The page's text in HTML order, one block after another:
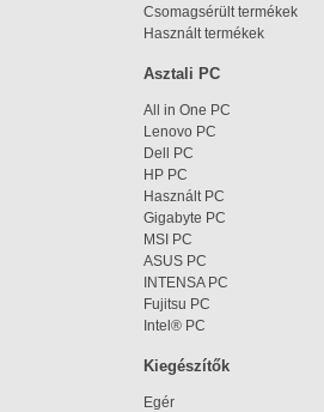
Csomagsérült termékek
Használt termékek
Asztali PC
All in One PC
Lenovo PC
Dell PC
HP PC
Használt PC
Gigabyte PC
MSI PC
ASUS PC
INTENSA PC
Fujitsu PC
Intel® PC
Kiegészítők
Egér